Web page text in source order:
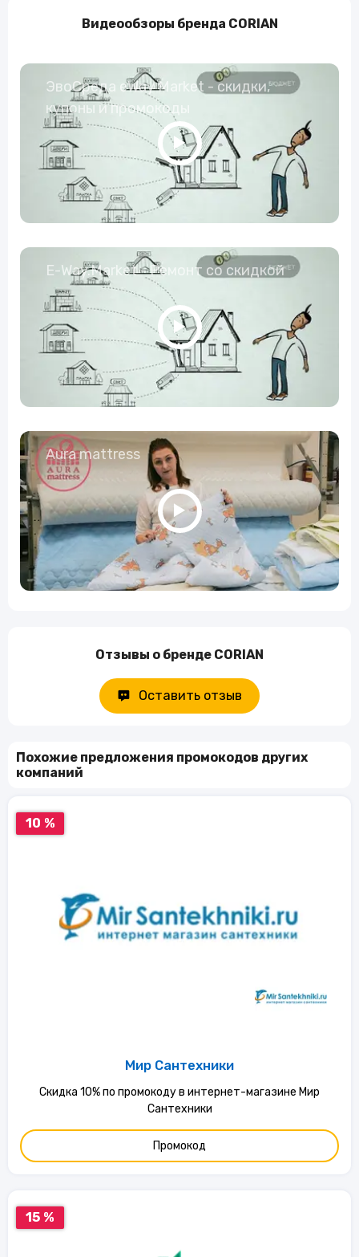
Видеообзоры бренда CORIAN
ЭвоСреда eWay Market - скидки,
купоны и промокоды
E-Way.Market - Ремонт со скидкой
Aura mattress
Отзывы о бренде CORIAN
Оставить отзыв
Похожие предложения промокодов других
компаний
10 %
Мир Сантехники
Скидка 10% по промокоду в интернет-магазине Мир
Сантехники
Промокод
15 %